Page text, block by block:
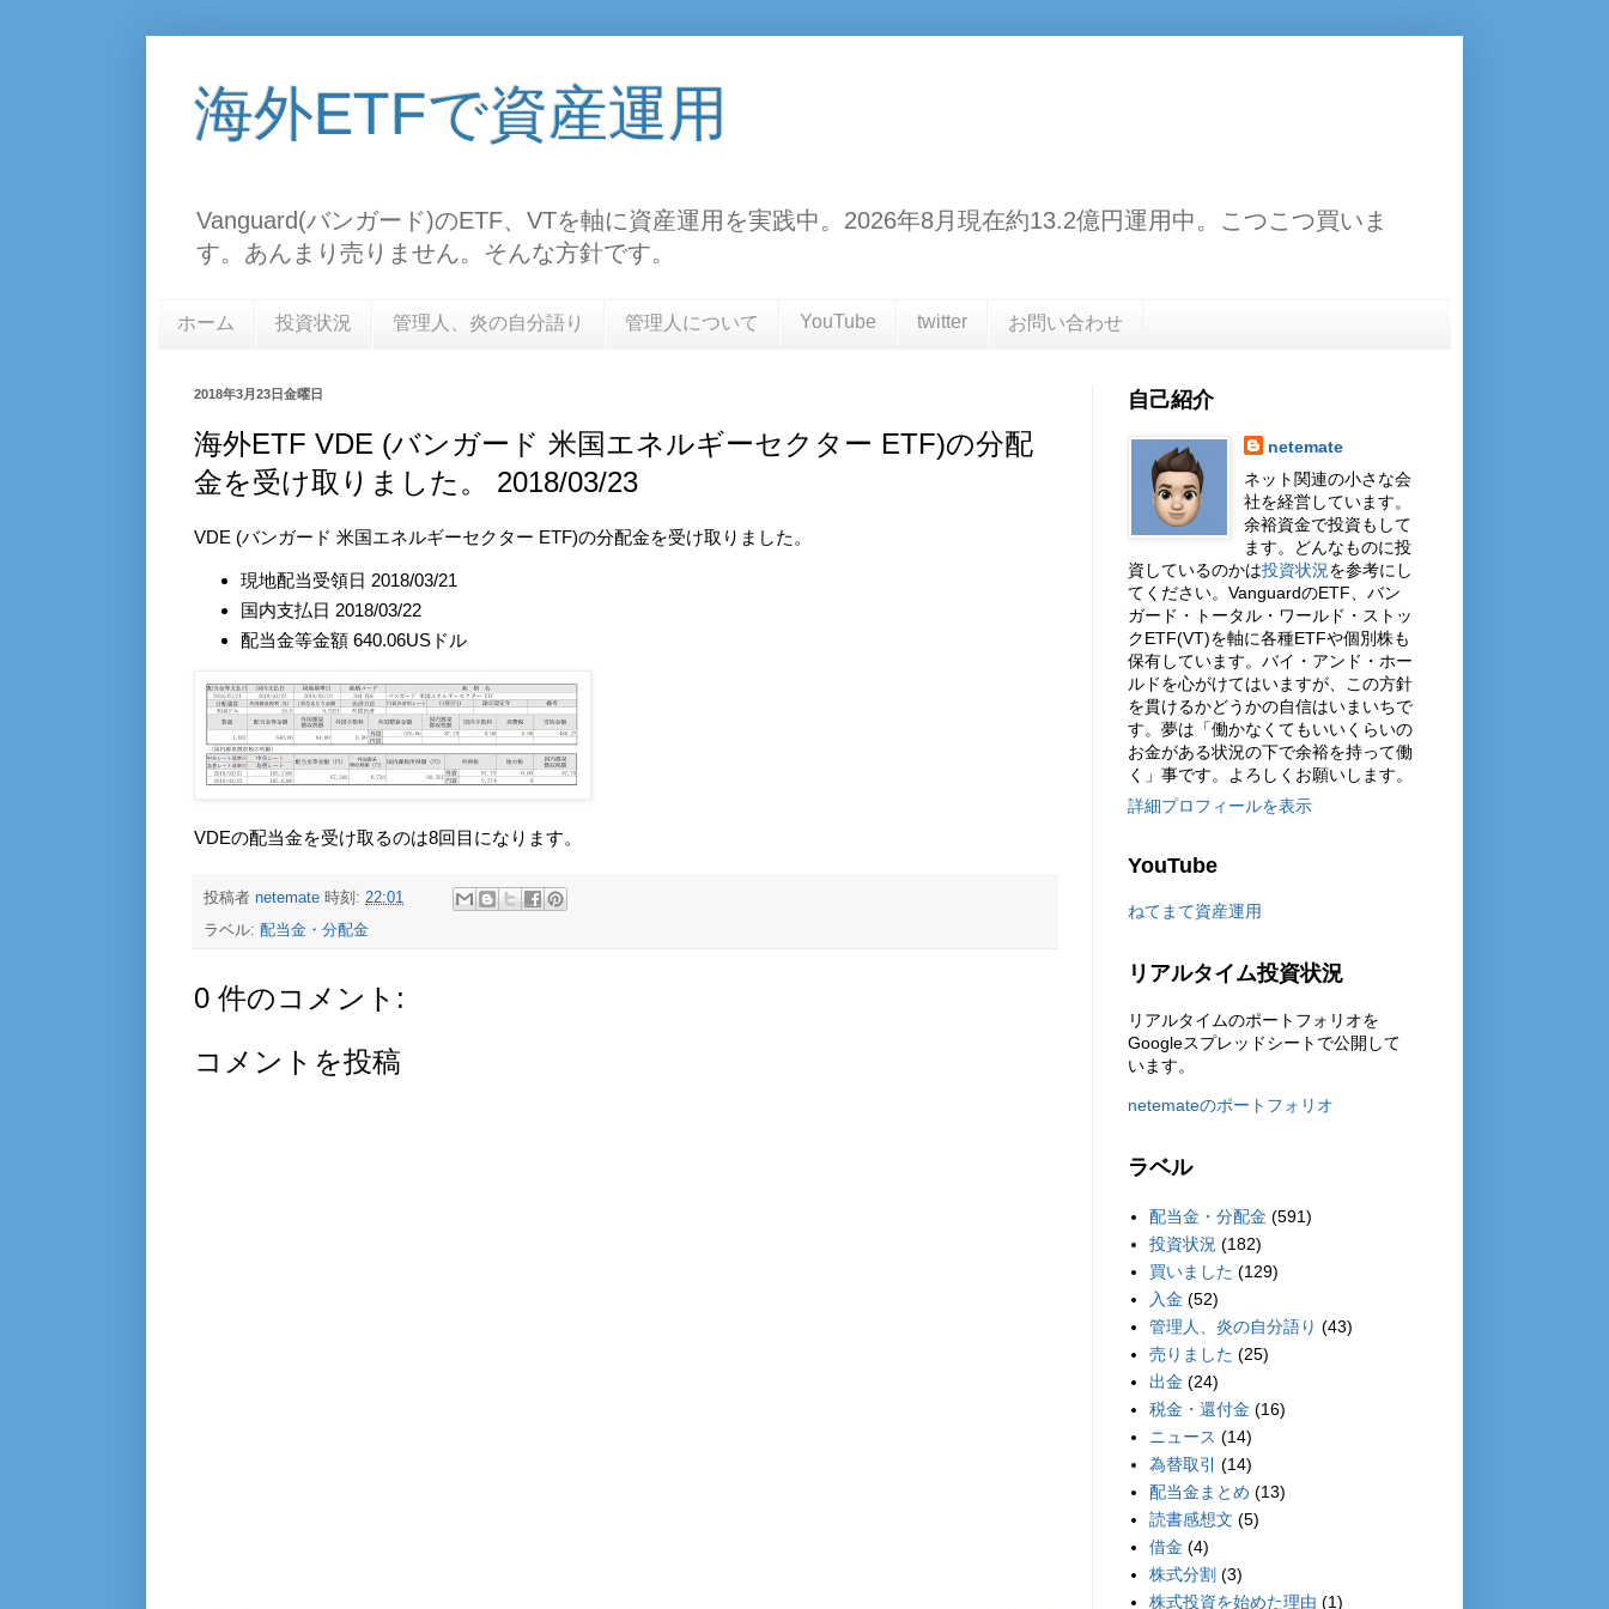
海外ETFで資産運用
Vanguard(バンガード)のETF、VTを軸に資産運用を実践中。2026年8月現在約13.2億円運用中。こつこつ買いま
す。あんまり売りません。そんな方針です。
ホーム 投資状況 管理人、炎の自分語り 管理人について YouTube twitter お問い合わせ
2018年3月23日金曜日
海外ETF VDE (バンガード 米国エネルギーセクター ETF)の分配
金を受け取りました。 2018/03/23
VDE (バンガード 米国エネルギーセクター ETF)の分配金を受け取りました。
現地配当受領日 2018/03/21
国内支払日 2018/03/22
配当金等金額 640.06USドル
VDEの配当金を受け取るのは8回目になります。
投稿者 netemate 時刻: 22:01
ラベル: 配当金・分配金
0 件のコメント:
コメントを投稿
自己紹介
netemate
ネット関連の小さな会
社を経営しています。
余裕資金で投資もして
ます。どんなものに投
資しているのかは投資状況を参考にし
てください。VanguardのETF、バン
ガード・トータル・ワールド・ストッ
クETF(VT)を軸に各種ETFや個別株も
保有しています。バイ・アンド・ホー
ルドを心がけてはいますが、この方針
を貫けるかどうかの自信はいまいちで
す。夢は「働かなくてもいいくらいの
お金がある状況の下で余裕を持って働
く」事です。よろしくお願いします。
詳細プロフィールを表示
YouTube
ねてまて資産運用
リアルタイム投資状況
リアルタイムのポートフォリオを
Googleスプレッドシートで公開して
います。
netemateのポートフォリオ
ラベル
配当金・分配金 (591)
投資状況 (182)
買いました (129)
入金 (52)
管理人、炎の自分語り (43)
売りました (25)
出金 (24)
税金・還付金 (16)
ニュース (14)
為替取引
(14)
配当金まとめ (13)
読書感想文 (5)
借金 (4)
株式分割 (3)
株式投資を始めた理由 (1)